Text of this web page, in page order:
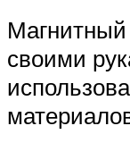
Магнитный
своими